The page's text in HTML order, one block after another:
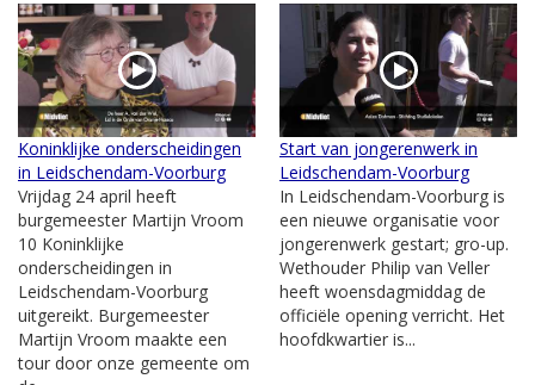
Koninklijke onderscheidingen
in Leidschendam-Voorburg
Vrijdag 24 april heeft
burgemeester Martijn Vroom
10 Koninklijke
onderscheidingen in
Leidschendam-Voorburg
uitgereikt. Burgemeester
Martijn Vroom maakte een
tour door onze gemeente om
Start van jongerenwerk in
Leidschendam-Voorburg
In Leidschendam-Voorburg is
een nieuwe organisatie voor
jongerenwerk gestart; gro-up.
Wethouder Philip van Veller
heeft woensdagmiddag de
officiële opening verricht. Het
hoofdkwartier is...